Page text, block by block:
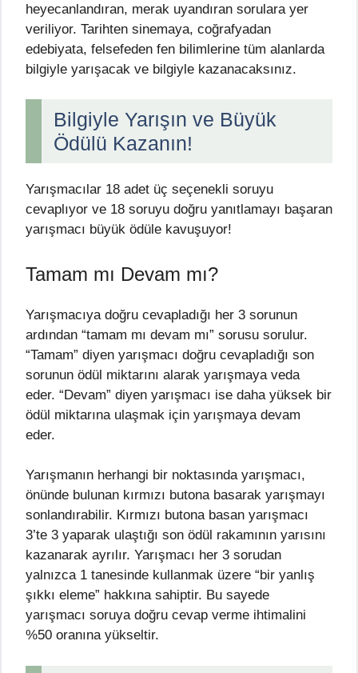
heyecanlandıran, merak uyandıran sorulara yer
veriliyor. Tarihten sinemaya, coğrafyadan
edebiyata, felsefeden fen bilimlerine tüm alanlarda
bilgiyle yarışacak ve bilgiyle kazanacaksınız.
Bilgiyle Yarışın ve Büyük
Ödülü Kazanın!
Yarışmacılar 18 adet üç seçenekli soruyu
cevaplıyor ve 18 soruyu doğru yanıtlamayı başaran
yarışmacı büyük ödüle kavuşuyor!
Tamam mı Devam mı?
Yarışmacıya doğru cevapladığı her 3 sorunun
ardından “tamam mı devam mı” sorusu sorulur.
“Tamam” diyen yarışmacı doğru cevapladığı son
sorunun ödül miktarını alarak yarışmaya veda
eder. “Devam” diyen yarışmacı ise daha yüksek bir
ödül miktarına ulaşmak için yarışmaya devam
eder.
Yarışmanın herhangi bir noktasında yarışmacı,
önünde bulunan kırmızı butona basarak yarışmayı
sonlandırabilir. Kırmızı butona basan yarışmacı
3’te 3 yaparak ulaştığı son ödül rakamının yarısını
kazanarak ayrılır. Yarışmacı her 3 sorudan
yalnızca 1 tanesinde kullanmak üzere “bir yanlış
şıkkı eleme” hakkına sahiptir. Bu sayede
yarışmacı soruya doğru cevap verme ihtimalini
%50 oranına yükseltir.